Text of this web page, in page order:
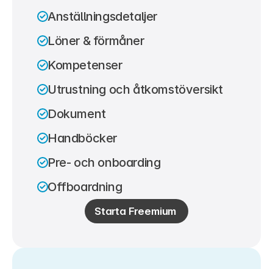
Anställningsdetaljer
Löner & förmåner
Kompetenser
Utrustning och åtkomstöversikt
Dokument
Handböcker
Pre- och onboarding
Offboardning
Starta Freemium